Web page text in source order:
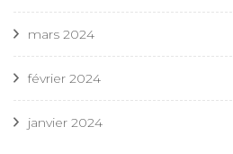
mars 2024
février 2024
janvier 2024